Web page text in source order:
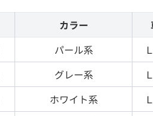
カラー
パール系
グレー系
ホワイト系